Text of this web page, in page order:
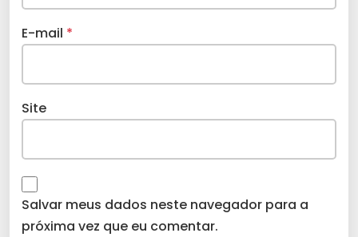
E-mail *
Site
Salvar meus dados neste navegador para a
próxima vez que eu comentar.